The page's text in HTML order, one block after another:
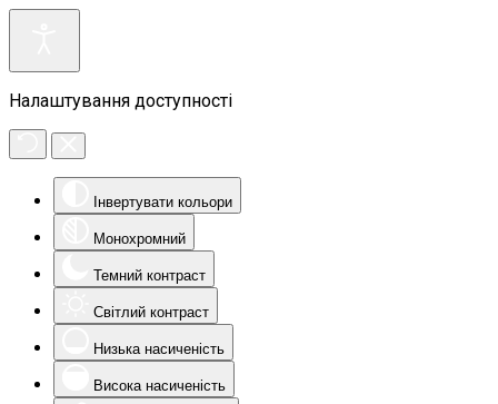
Налаштування доступності
Інвертувати кольори
Монохромний
Темний контраст
Світлий контраст
Низька насиченість
Висока насиченість